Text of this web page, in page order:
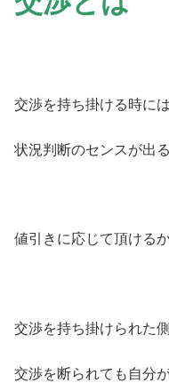
交渉を持ち掛ける時には
状況判断のセンスが出
値引きに応じて頂ける
交渉を持ち掛けられた
交渉を断られても自分